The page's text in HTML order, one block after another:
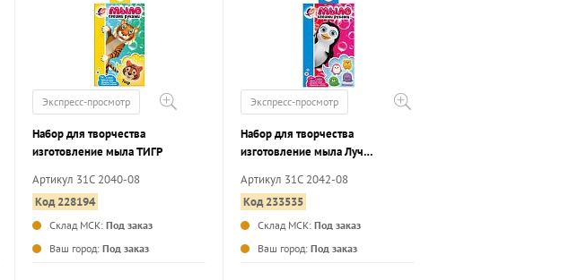
Экспресс-просмотр
Набор для творчества
изготовление мыла ТИГР
Артикул 31С 2040-08
Код 228194
Склад МСК: Под заказ
Ваш город: Под заказ
Экспресс-просмотр
Набор для творчества
изготовление мыла Луч
Артикул 31С 2042-08
Код 233535
Склад МСК:Под заказ
Ваш город:Под заказ